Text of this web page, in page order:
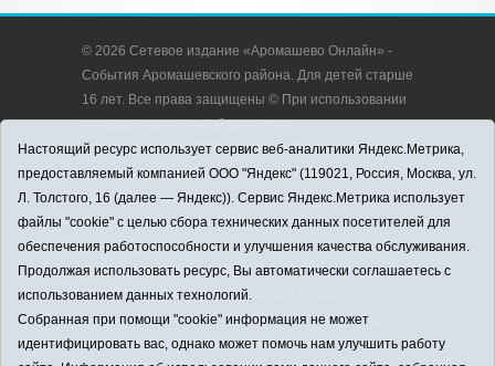
© 2026 Сетевое издание «Аромашево Онлайн» -
События Аромашевского района. Для детей старше
16 лет. Все права защищены © При использовании
материалов ссылка обязательна.
Адрес редакции: 627350, Россия, Тюменская
область, Аромашевский район, с. Аромашево, ул.
Кирова, д. 13.
Адрес электронной почты редакции:
strudu72@obl72.ru
Телефон редакции: 8 (34545) 2-30-58
Регистрационный номер СМИ ЭЛ № ФС 77 - 65176
выдано Федеральной службой по надзору в сфере
связи, информационных технологий и массовых
Настоящий ресурс использует сервис веб-аналитики Яндекс.Метрика,
предоставляемый компанией ООО "Яндекс" (119021, Россия, Москва, ул.
Л. Толстого, 16 (далее — Яндекс)). Сервис Яндекс.Метрика использует
файлы "cookie" с целью сбора технических данных посетителей для
обеспечения работоспособности и улучшения качества обслуживания.
Продолжая использовать ресурс, Вы автоматически соглашаетесь с
использованием данных технологий.
Собранная при помощи "cookie" информация не может
идентифицировать вас, однако может помочь нам улучшить работу